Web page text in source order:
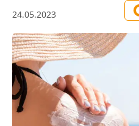
24.05.2023